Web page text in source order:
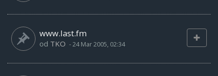
www.last.fm
od TKO -24 Mar 2005, 02:34